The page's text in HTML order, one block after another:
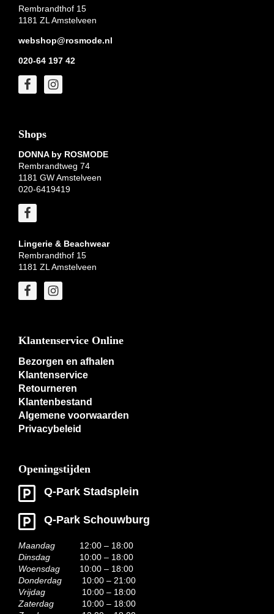
Rembrandthof 15
1181 ZL Amstelveen
webshop@rosmode.nl
020-64 197 42
Shops
DONNA by ROSMODE
Rembrandtweg 74
1181 GW Amstelveen
020-6419419
Lingerie & Beachwear
Rembrandthof 15
1181 ZL Amstelveen
Klantenservice Online
Bezorgen en afhalen
Klantenservice
Retourneren
Klantenbestand
Algemene voorwaarden
Privacybeleid
Openingstijden
Q-Park Stadsplein
Q-Park Schouwburg
Maandag
12:00 – 18:00
Dinsdag
10:00 – 18:00
Woensdag
10:00 – 18:00
Donderdag
10:00 – 21:00
Vrijdag
10:00 – 18:00
Zaterdag
10:00 – 18:00